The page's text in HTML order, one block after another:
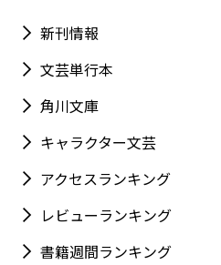
新刊情報
文芸単行本
角川文庫
キャラクター文芸
アクセスランキング
レビューランキング
書籍週間ランキング